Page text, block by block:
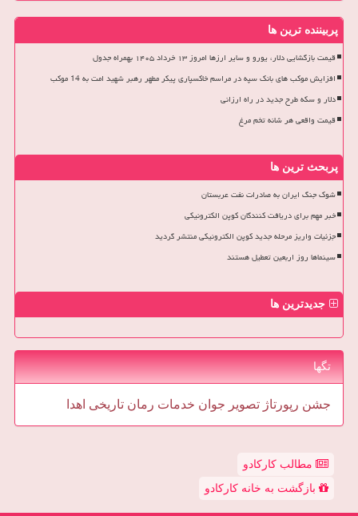
پربیننده ترین ها
قیمت بازگشایی دلار، یورو و سایر ارزها امروز ۱۳ خرداد ۱۴۰۵ بهمراه جدول
افزایش موکب های بانک سپه در مراسم خاکسپاری پیکر مطهر رهبر شهید امت به 14 موکب
دلار و سکه طرح جدید در راه ارزانی
قیمت واقعی هر شانه تخم مرغ
پربحث ترین ها
شوک جنگ ایران به صادرات نفت عربستان
خبر مهم برای دریافت کنندگان کوپن الکترونیکی
جزئیات واریز مرحله جدید کوپن الکترونیکی منتشر گردید
سینماها روز اربعین تعطیل هستند
جدیدترین ها
تگها
جشن رپورتاژ تصویر جوان خدمات رمان تاریخی اهدا
مطالب کارکادو
بازگشت به خانه کارکادو